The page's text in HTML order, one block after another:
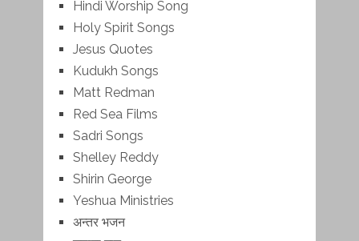
Hindi Worship Song
Holy Spirit Songs
Jesus Quotes
Kudukh Songs
Matt Redman
Red Sea Films
Sadri Songs
Shelley Reddy
Shirin George
Yeshua Ministries
अन्तर भजन